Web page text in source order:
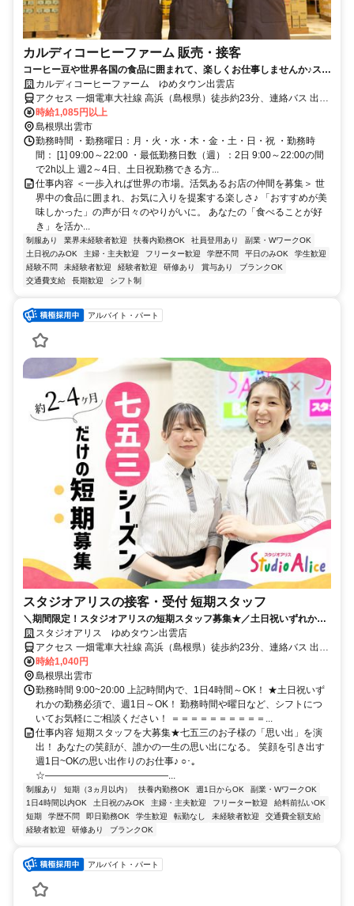
カルディコーヒーファーム 販売・接客
コーヒー豆や世界各国の食品に囲まれて、楽しくお仕事しませんか♪スタ
ッフ割引あり！未経験OK
カルディコーヒーファーム ゆめタウン出雲店
アクセス 一畑電車大社線 高浜（島根県）徒歩約23分、連絡バス 出雲
市徒歩約25分、一畑電車北松江線 電鉄出雲市徒歩約25分 出雲市駅よ
り路線バスで約10分
時給1,085円以上
島根県出雲市
勤務時間 ・勤務曜日：月・火・水・木・金・土・日・祝 ・勤務時
間： [1] 09:00～22:00 ・最低勤務日数（週）：2日 9:00～22:00の間
で2h以上 週2～4日、土日祝勤務できる方...
仕事内容 ＜一歩入れば世界の市場。活気あるお店の仲間を募集＞ 世
界中の食品に囲まれ、お気に入りを提案する楽しさ♪ 「おすすめが美
味しかった」の声が日々のやりがいに。 あなたの「食べることが好
き」を活か...
制服あり 業界未経験者歓迎 扶養内勤務OK 社員登用あり
副業・WワークOK
土日祝のみOK
主婦・主夫歓迎 フリーター歓迎 学歴不問 平日のみOK
学生歓迎
経験不問
未経験者歓迎 経験者歓迎 研修あり 賞与あり
ブランクOK
交通費支給
長期歓迎 シフト制
アルバイト・パート
スタジオアリスの接客・受付 短期スタッフ
＼期間限定！スタジオアリスの短期スタッフ募集★／土日祝いずれかの
勤務必須で週1日、1日4h～OK！
スタジオアリス ゆめタウン出雲店
アクセス 一畑電車大社線 高浜（島根県）徒歩約23分、連絡バス 出雲
市徒歩約25分、ＪＲ山陰本線 出雲市徒歩約25分 山陰本線 出雲市駅よ
りバス5分
時給1,040円
島根県出雲市
勤務時間 9:00~20:00 上記時間内で、1日4時間～OK！ ★土日祝いず
れかの勤務必須で、週1日～OK！ 勤務時間や曜日など、シフトにつ
いてお気軽にご相談ください！ ＝＝＝＝＝＝＝＝＝＝...
仕事内容 短期スタッフを大募集★七五三のお子様の「思い出」を演
出！ あなたの笑顔が、誰かの一生の思い出になる。 笑顔を引き出す
週1日~OKの思い出作りのお仕事♪ ○･｡
☆―――――――――――――...
制服あり 短期（3ヵ月以内） 扶養内勤務OK 週1日からOK
副業・WワークOK
1日4時間以内OK
土日祝のみOK 主婦・主夫歓迎 フリーター歓迎
給料前払いOK
短期
学歴不問 即日勤務OK 学生歓迎 転勤なし 未経験者歓迎
交通費全額支給
経験者歓迎
研修あり ブランクOK
アルバイト・パート